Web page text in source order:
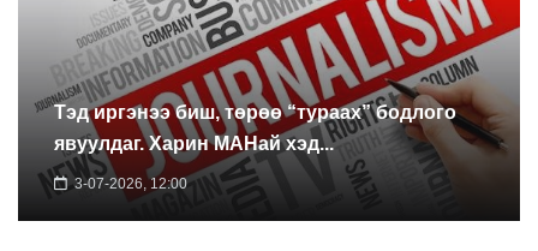
Тэд иргэнээ биш, төрөө “тураах” бодлого
явуулдаг. Харин МАНай хэд...
3-07-2026, 12:00